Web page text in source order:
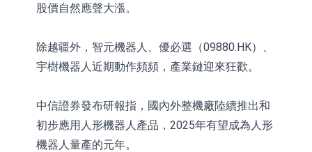
股價自然應聲大漲。
除越疆外，智元機器人、優必選（09880.HK）、
宇樹機器人近期動作頻頻，產業鏈迎來狂歡。
中信證券發布研報指，國內外整機廠陸續推出和
初步應用人形機器人產品，2025年有望成為人形
機器人量產的元年。